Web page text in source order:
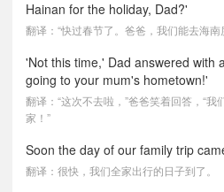
Hainan for the holiday, Dad?'
翻译：“快过春节了。爸爸，我们能去海南
'Not this time,' Dad answered with
going to your mum's hometown!'
翻译：“这次不去啦，”爸爸笑着回答，“我
家！”
Soon the day of our family trip
翻译：很快，我们全家出行的日子到了。